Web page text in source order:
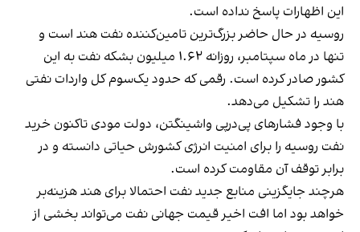
این اظهارات پاسخ نداده است.
روسیه در حال حاضر بزرگ‌ترین تامین‌کننده نفت هند است و
تنها در ماه سپتامبر، روزانه ۱.۶۲ میلیون بشکه نفت به این
کشور صادر کرده است. رقمی که حدود یک‌سوم کل واردات نفتی
هند را تشکیل می‌دهد.
با وجود فشارهای پی‌در‌پی واشینگتن، دولت مودی تاکنون خرید
نفت روسیه را برای امنیت انرژی کشورش حیاتی دانسته و در
برابر توقف آن مقاومت کرده است.
هرچند جایگزینی منابع جدید نفت احتمالا برای هند هزینه‌بر
خواهد بود اما افت اخیر قیمت جهانی نفت می‌تواند بخشی از